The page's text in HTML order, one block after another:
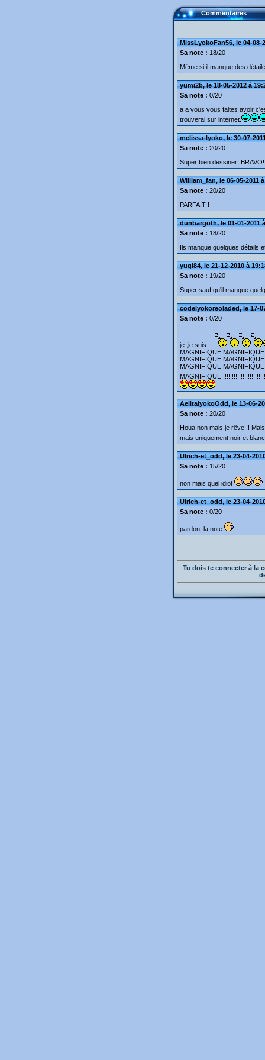
Commentaires
MissLyokoFan56, le 04-08-
Sa note : 18/20
Même si il manque des
yumi2b, le 18-05-2012 à
Sa note : 0/20
a a vous vous faites avoir
trouverai sur internet.
melissa-lyoko, le 30-07-
Sa note : 20/20
Super bien dessiner!
William_fan, le 06-05-2011
Sa note : 20/20
PARFAIT !
dunbargoth, le 01-01-2011
Sa note : 18/20
Ils manque quelques détails
yugi84, le 21-12-2010 à
Sa note : 19/20
Super sauf qu'il manque
codelyokoreoladed, le 17-
Sa note : 0/20
je ,je suis ....
MAGNIFIQUE
MAGNIFIQUE
MAGNIFIQUE
MAGNIFIQUE
AelitalyokoOdd, le 13-06-
Sa note : 20/20
Houa non mais je rêve!!!
mais uniquement noir et
Ulrich-et_odd, le 23-04-
Sa note : 15/20
non mais quel idiot
Ulrich-et_odd, le 23-04-
Sa note : 0/20
pardon, la note
Tu dois te connecter à la